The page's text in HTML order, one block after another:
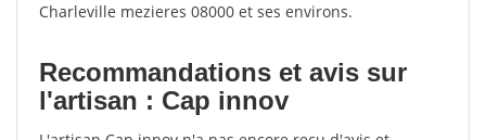
Charleville mezieres 08000 et ses environs.
Recommandations et avis sur
l'artisan : Cap innov